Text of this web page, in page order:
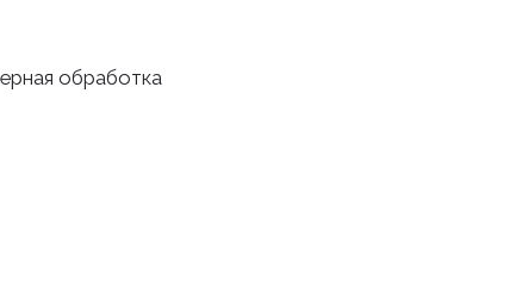
обработка